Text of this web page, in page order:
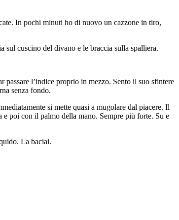
In pochi minuti ho di nuovo un cazzone in tiro,
sul cuscino del divano e le braccia sulla spalliera.
l’indice proprio in mezzo. Sento il suo sfintere
senza fondo.
si mette quasi a mugolare dal piacere. Il
poi con il palmo della mano. Sempre più forte. Su e
La baciai.